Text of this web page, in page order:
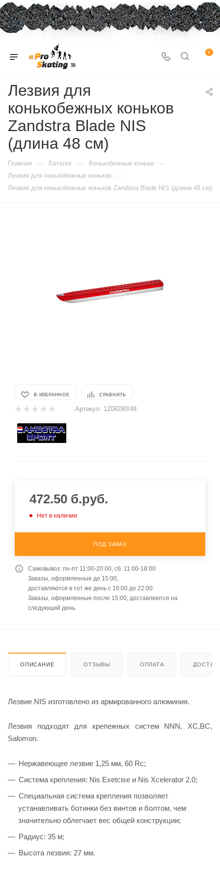
0
Лезвия для
конькобежных коньков
Zandstra Blade NIS
(длина 48 см)
Главная — Каталог — Конькобежные коньки —
Лезвия для конькобежных коньков —
Лезвия для конькобежных коньков Zandstra Blade NIS (длина 48 см)
В ИЗБРАННОЕ СРАВНИТЬ
Артикул: 1208280/48
472.50 б.руб.
Нет в наличии
ПОД ЗАКАЗ
Самовывоз: пн-пт 11:00-20:00, сб: 11:00-18:00
Заказы, оформленные до 15:00,
доставляются в тот же день с 16:00 до 22:00.
Заказы, оформленные после 15:00, доставляются на
следующий день.
ОПИСАНИЕ ОТЗЫВЫ ОПЛАТА
Лезвие NIS изготовлено из армированного алюминия.
Лезвия подходят для крепежных систем NNN, XC,BC,
Salomon.
Нержавеющее лезвие 1,25 мм, 60 Rc;
Система крепления: Nis Exetcise и Nis Xcelerator 2.0;
Специальная система крепления позволяет
устанавливать ботинки без винтов и болтом, чем
значительно облегчает вес общей конструкции;
Радиус: 35 м;
Высота лезвия: 27 мм.